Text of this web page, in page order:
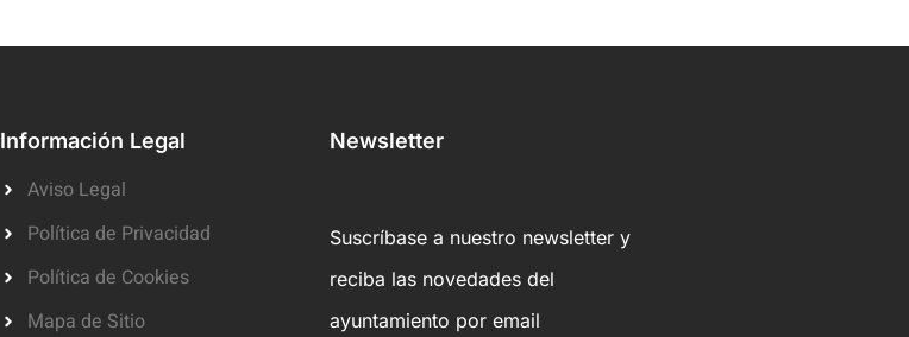
Información Legal
Aviso Legal
Política de Privacidad
Política de Cookies
Mapa de Sitio
Newsletter
Suscríbase a nuestro newsletter y
reciba las novedades del
ayuntamiento por email